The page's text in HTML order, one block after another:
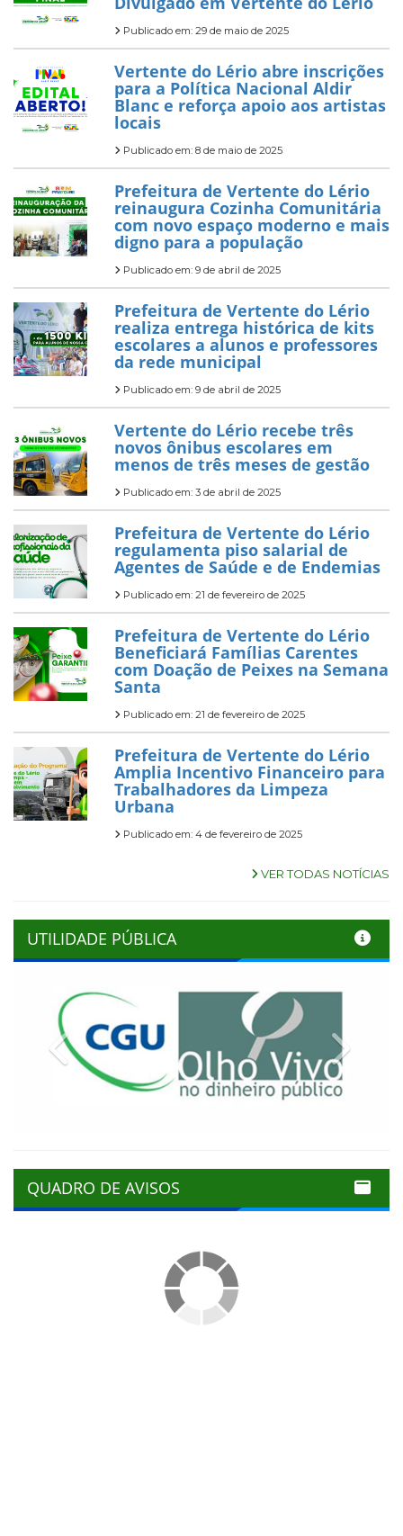
Publicado em: 29 de maio de 2025
Vertente do Lério abre inscrições
para a Política Nacional Aldir
Blanc e reforça apoio aos artistas
locais
Publicado em: 8 de maio de 2025
Prefeitura de Vertente do Lério
reinaugura Cozinha Comunitária
com novo espaço moderno e mais
digno para a população
Publicado em: 9 de abril de 2025
Prefeitura de Vertente do Lério
realiza entrega histórica de kits
escolares a alunos e professores
da rede municipal
Publicado em: 9 de abril de 2025
Vertente do Lério recebe três
novos ônibus escolares em
menos de três meses de gestão
Publicado em: 3 de abril de 2025
Prefeitura de Vertente do Lério
regulamenta piso salarial de
Agentes de Saúde e de Endemias
Publicado em: 21 de fevereiro de 2025
Prefeitura de Vertente do Lério
Beneficiará Famílias Carentes
com Doação de Peixes na Semana
Santa
Publicado em: 21 de fevereiro de 2025
Prefeitura de Vertente do Lério
Amplia Incentivo Financeiro para
Trabalhadores da Limpeza
Urbana
Publicado em: 4 de fevereiro de 2025
VER TODAS NOTÍCIAS
UTILIDADE PÚBLICA
Previous
QUADRO DE AVISOS